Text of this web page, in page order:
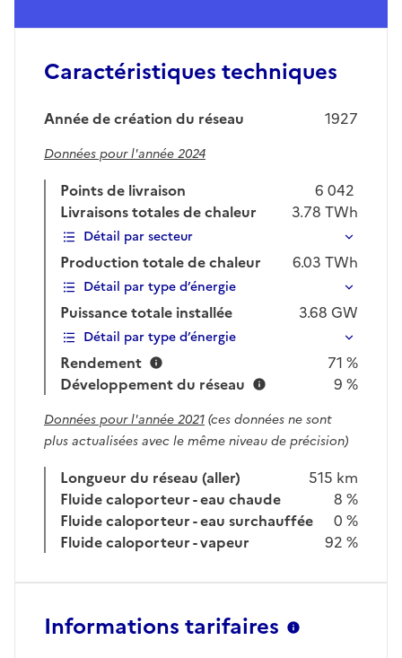
Caractéristiques techniques
Année de création du réseau 1927
Données pour l'année 2024
Points de livraison
6 042
Livraisons totales de chaleur
3.78 TWh
Détail par secteur
Production totale de chaleur 6.03 TWh
Détail par type d’énergie
Puissance totale installée 3.68 GW
Détail par type d’énergie
Rendement
71 %
Développement du réseau
9 %
Données pour l'année 2021(ces données ne sont
plus actualisées avec le même niveau de précision)
Longueur du réseau (aller)
515 km
Fluide caloporteur - eau chaude
8 %
Fluide caloporteur - eau surchauffée
0 %
Fluide caloporteur - vapeur
92 %
Informations tarifaires